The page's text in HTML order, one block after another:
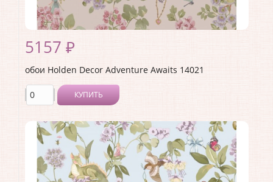
5157 ₽
обои Holden Decor Adventure Awaits 14021
КУПИТЬ
Производитель:Holden Decor
Коллекция:Adventure Awaits
Длина рулона:10.05 .
Ширина рулона:0.53 .
Материал покрытия:Виниловое
Страна: Великобритания